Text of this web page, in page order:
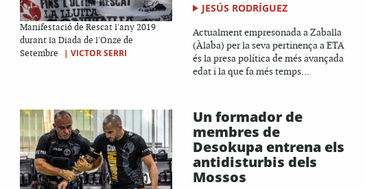
Manifestació de Rescat l'any 2019
durant la Diada de l'Onze de
Setembre
| VICTOR SERRI
JESÚS RODRÍGUEZ
Actualment empresonada a Zaballa
(Àlaba) per la seva pertinença a ETA
és la presa política de més avançada
edat i la que fa més temps...
Un formador de
membres de
Desokupa entrena els
antidisturbis dels
Mossos